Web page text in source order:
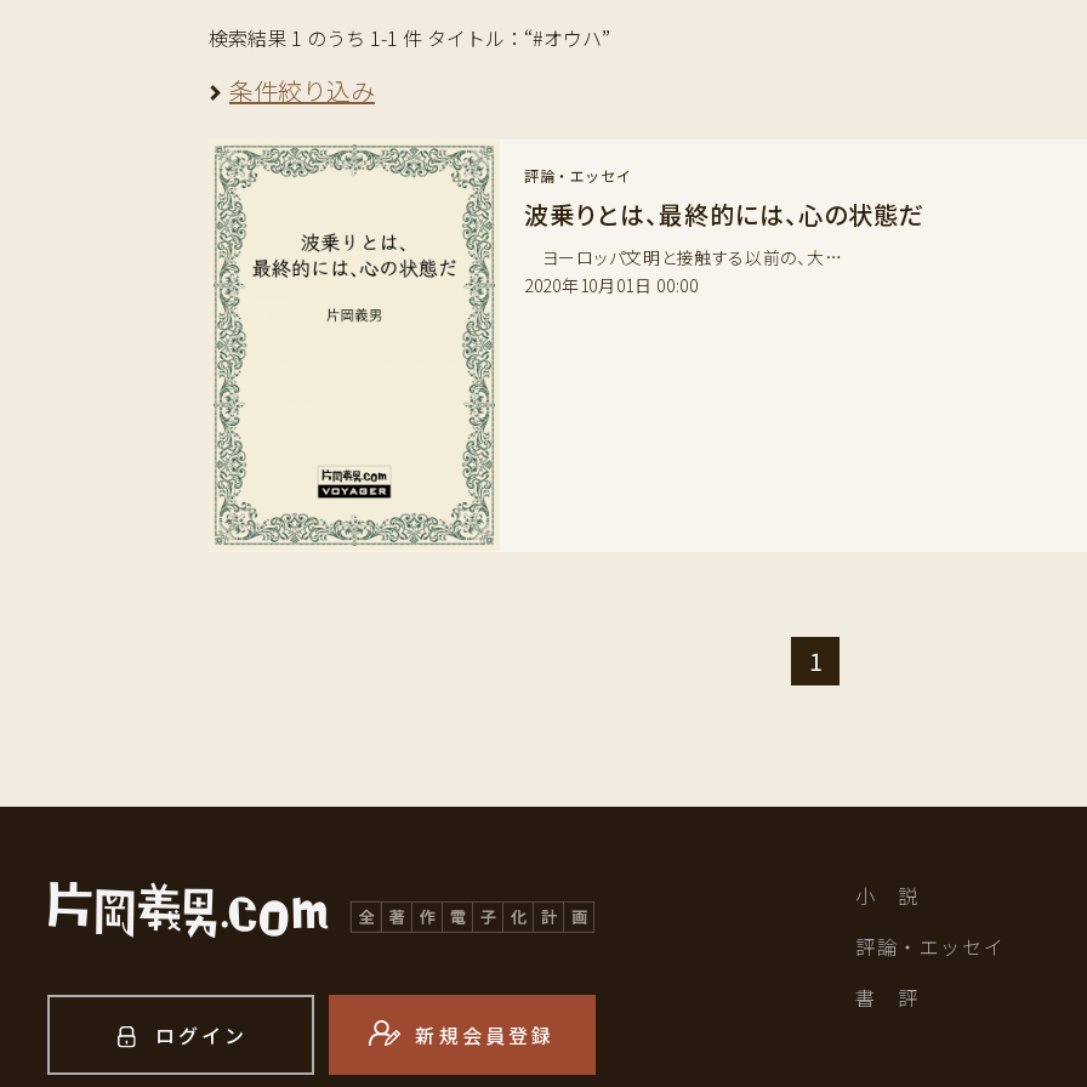
検索結果 1 のうち 1-1 件 タイトル：“#オウハ”
条件絞り込み
評論・エッセイ
波乗りとは、最終的には、心の状態だ
ヨーロッパ文明と接触する以前の、大…
2020年10月01日 00:00
1
ログイン 新規会員登録
小 説
評論・エッセイ
書 評